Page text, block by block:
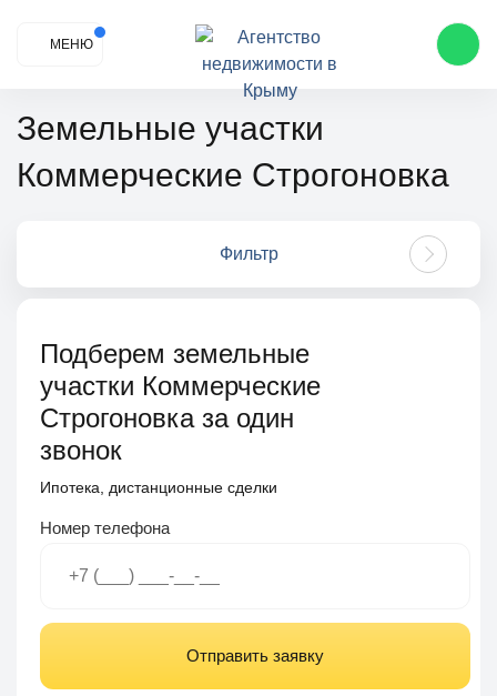
МЕНЮ
Земельные участки
Коммерческие Строгоновка
Фильтр
Подберем земельные
участки Коммерческие
Строгоновка за один
звонок
Ипотека, дистанционные сделки
Номер телефона
Отправить заявку